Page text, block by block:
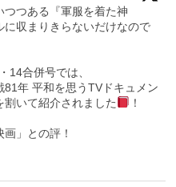
つつある『軍服を着た神
収まりきらないだけなので
14合併号では、
81年 平和を思うTVドキュメン
割いて紹介されました
！
画」との評！